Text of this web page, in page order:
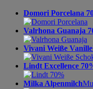
Domori Porcelana
Valrhona Guanaja
Vivani Weiße Vanille
Lindt Excellence
Milka Alpenmilch